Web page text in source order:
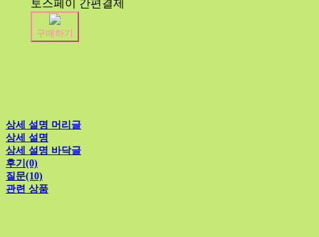
토스페이 간편결제
구매하기
상세 설명 머리글
상세 설명
상세 설명 바닥글
후기(0)
질문(10)
관련 상품